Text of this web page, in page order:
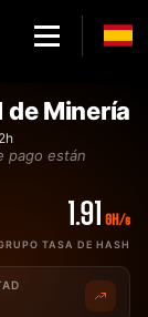
Minería -
de Minería
pago están
1.91 GH/s
TASA DE HASH